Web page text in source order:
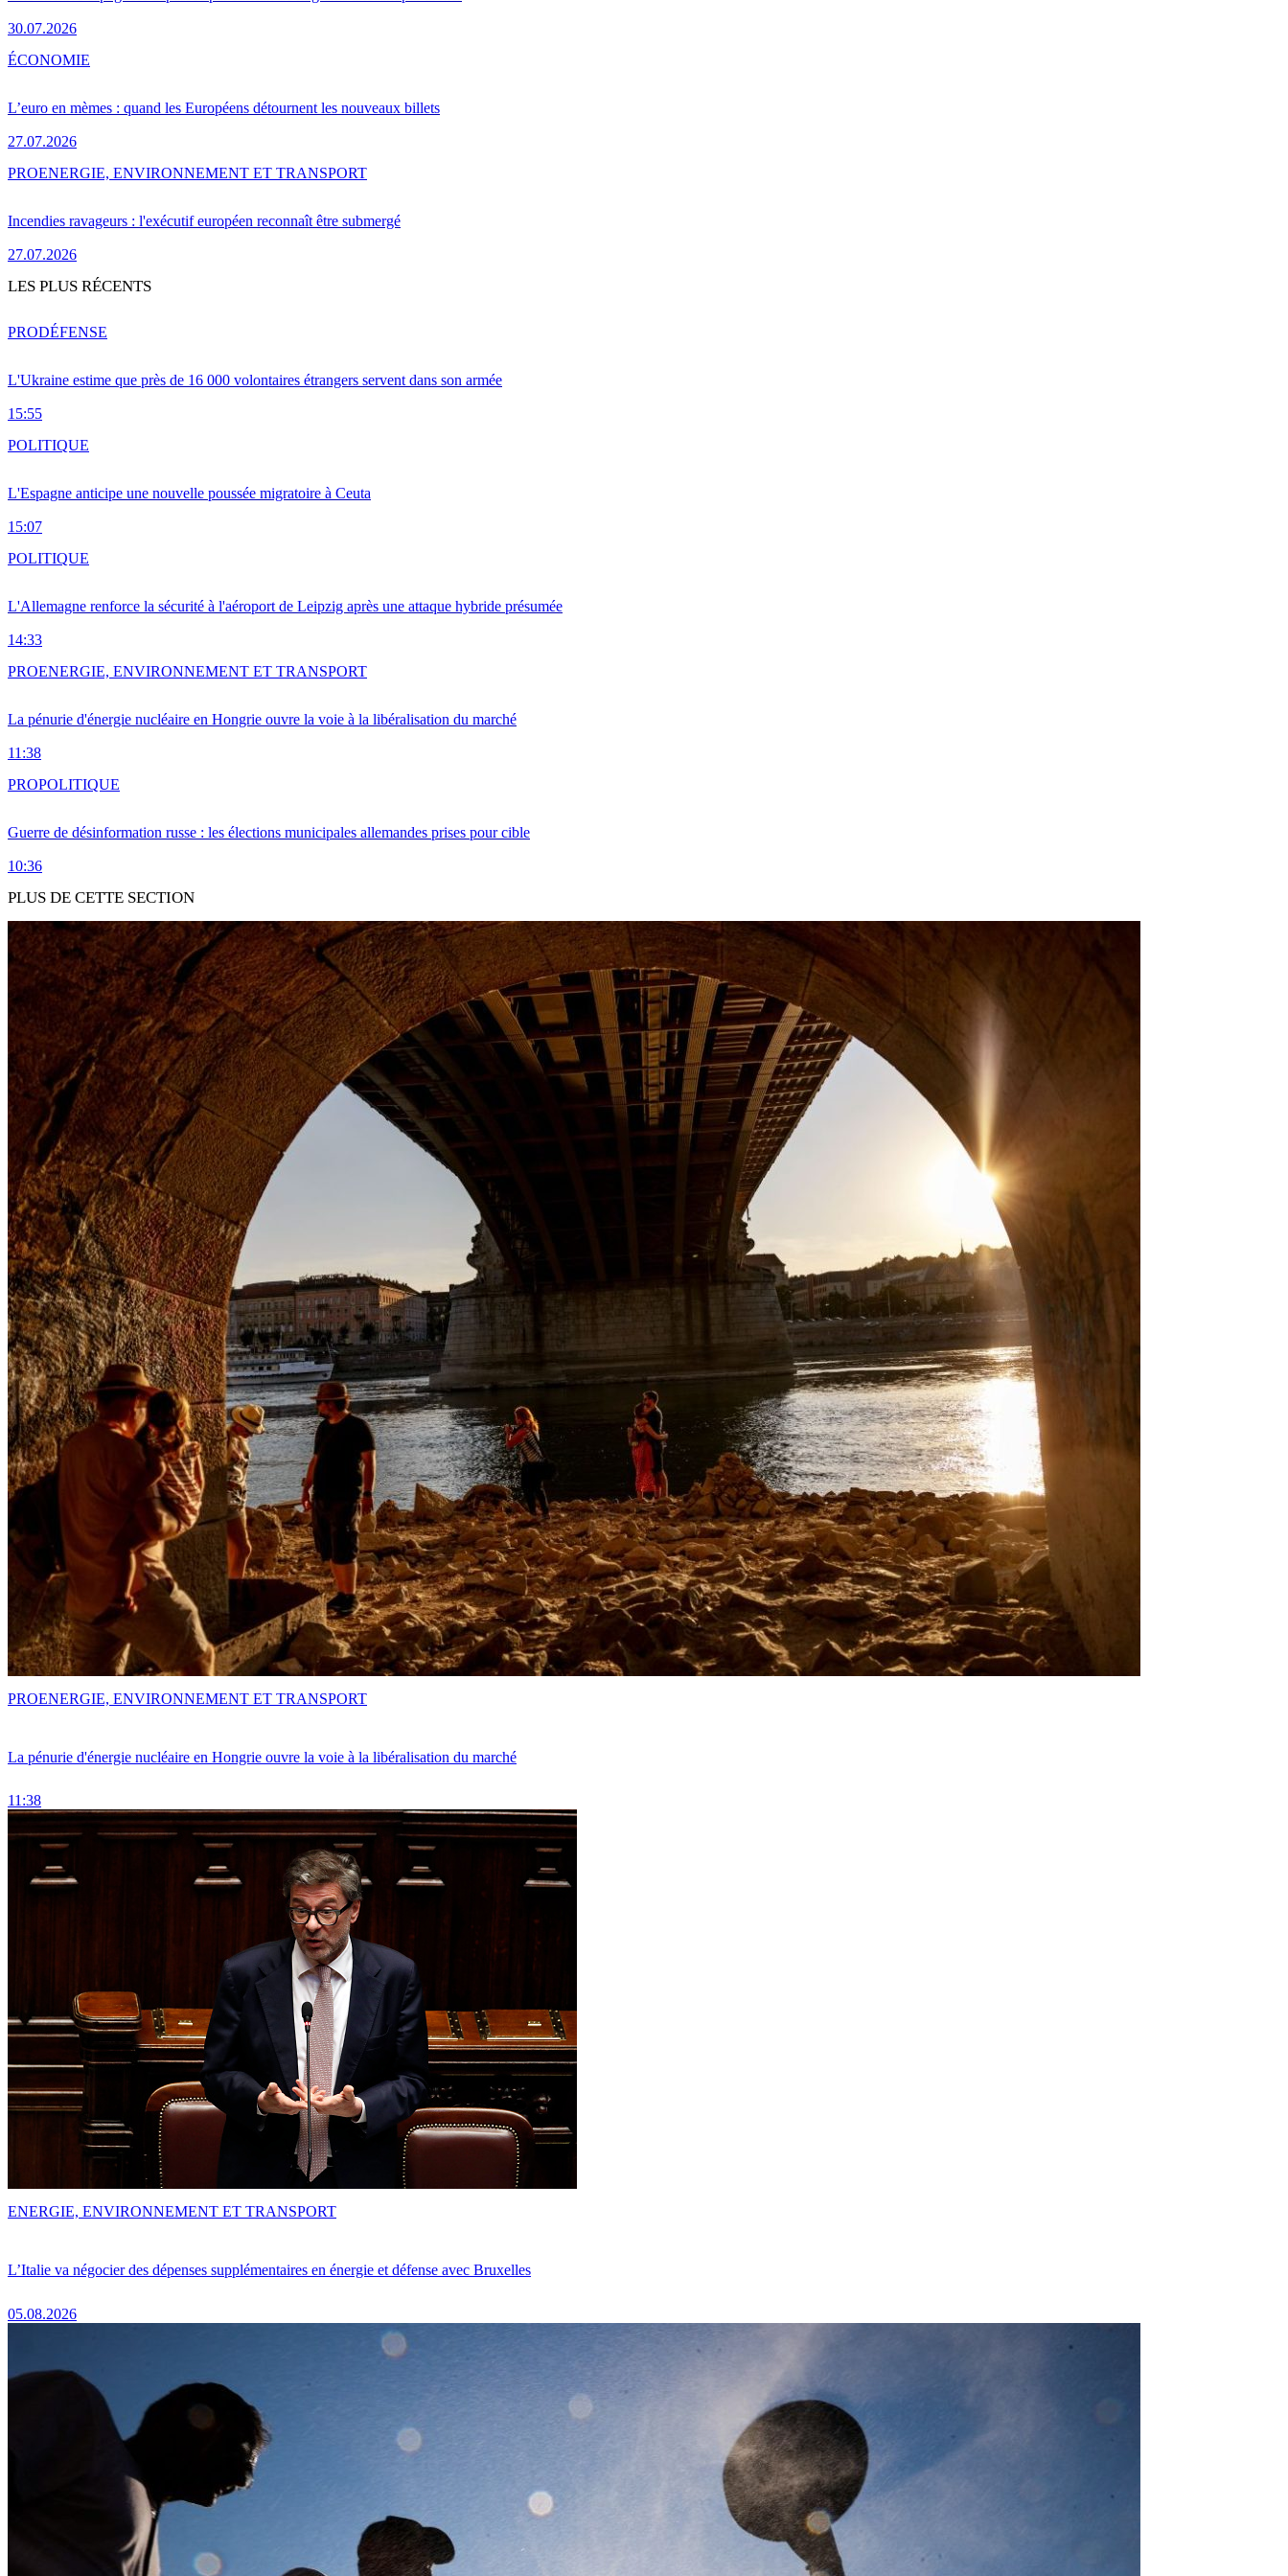
30.07.2026
L’euro en mèmes : quand les Européens détournent les nouveaux billets
27.07.2026
ÉCONOMIE
Incendies ravageurs : l'exécutif européen reconnaît être submergé
27.07.2026
PROENERGIE, ENVIRONNEMENT ET TRANSPORT
LES PLUS RÉCENTS
L'Ukraine estime que près de 16 000 volontaires étrangers servent dans son armée
15:55
PRODÉFENSE
L'Espagne anticipe une nouvelle poussée migratoire à Ceuta
15:07
POLITIQUE
L'Allemagne renforce la sécurité à l'aéroport de Leipzig après une attaque hybride présumée
14:33
POLITIQUE
La pénurie d'énergie nucléaire en Hongrie ouvre la voie à la libéralisation du marché
11:38
PROENERGIE, ENVIRONNEMENT ET TRANSPORT
Guerre de désinformation russe : les élections municipales allemandes prises pour cible
10:36
PROPOLITIQUE
PLUS DE CETTE SECTION
La pénurie d'énergie nucléaire en Hongrie ouvre la voie à la libéralisation du marché
11:38
PROENERGIE, ENVIRONNEMENT ET TRANSPORT
L’Italie va négocier des dépenses supplémentaires en énergie et défense avec Bruxelles
05.08.2026
ENERGIE, ENVIRONNEMENT ET TRANSPORT